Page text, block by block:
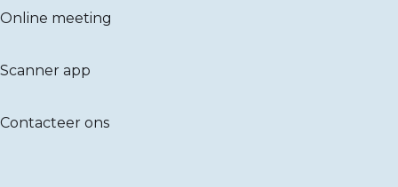
Online meeting
Scanner app
Contacteer ons